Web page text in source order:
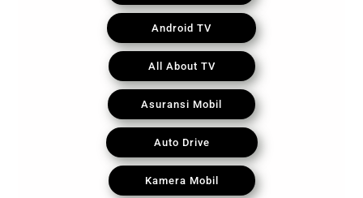
Android TV
All About TV
Asuransi Mobil
Auto Drive
Kamera Mobil